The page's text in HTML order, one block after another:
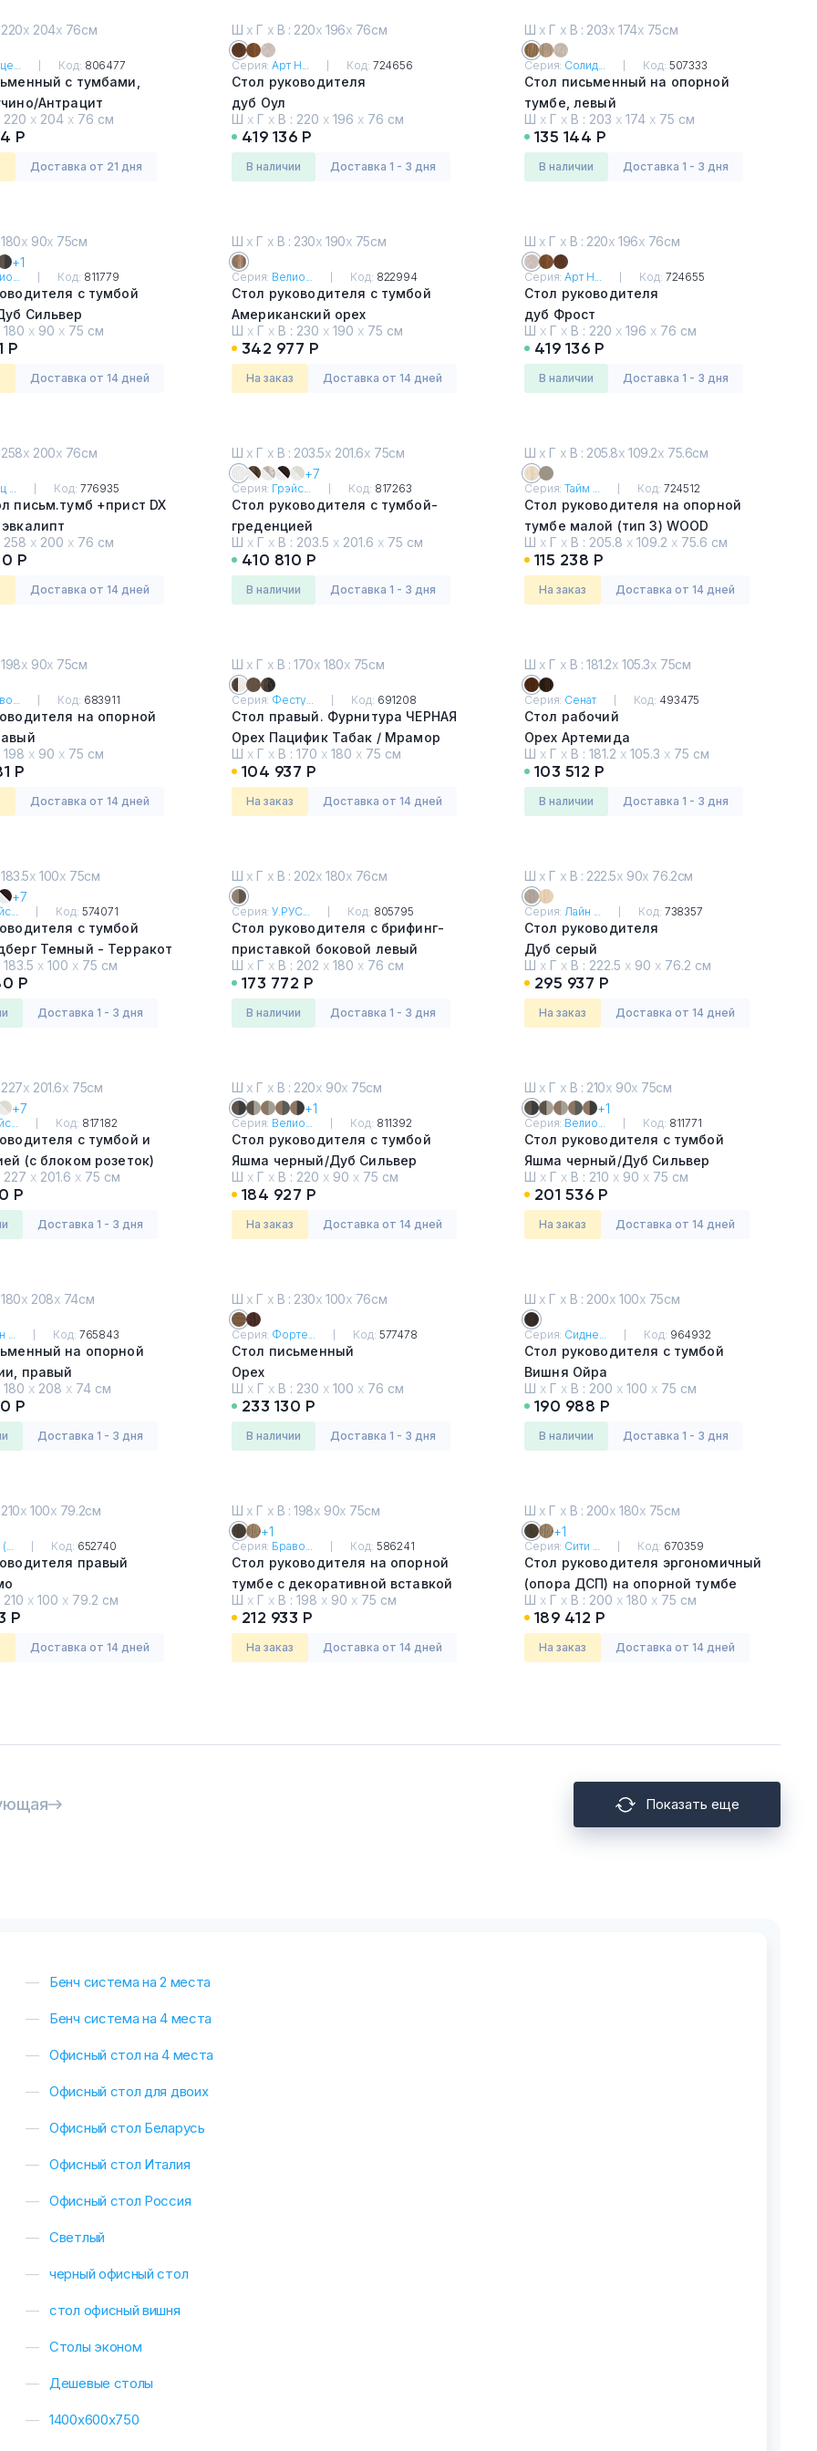
х 204х 76см
Код: 806477
с тумбами,
Антрацит
220 х 204 х 76 см
Р
Доставка от 21 дня
Ш х Г х В : 220х 196х 76см
Серия:Арт Н... Код: 724656
Стол руководителя
дуб Оул
Ш х Г х В : 220 х 196 х 76 см
419 136 Р
в наличии Доставка 1 - 3 дня
Ш х Г х В : 203х 174х 75см
Серия: Солид... Код: 507333
Стол письменный на опорной
тумбе, левый
орех
Ш х Г х В : 203 х 174 х 75 см
135 144 Р
в наличии Доставка 1 - 3 дня
х 90х 75см
+1
Код: 811779
с тумбой
Сильвер
180 х 90 х 75 см
Р
Доставка от 14 дней
Ш х Г х В : 230х 190х 75см
Серия: Велио... Код: 822994
Стол руководителя с тумбой
Американский орех
Ш х Г х В : 230 х 190 х 75 см
342 977 Р
На заказ Доставка от 14 дней
Ш х Г х В : 220х 196х 76см
Серия:Арт Н... Код: 724655
Стол руководителя
дуб Фрост
Ш х Г х В : 220 х 196 х 76 см
419 136 Р
в наличии Доставка 1 - 3 дня
х 200х 76см
... Код: 776935
письм.тумб +прист DX
258 х 200 х 76 см
Р
Доставка от 14 дней
Ш х Г х В : 203.5х 201.6х 75см
+7
Серия: Грэйс... Код: 817263
Стол руководителя с тумбой-
греденцией
Alba Margarita
Ш х Г х В : 203.5 х 201.6 х 75 см
410 810 Р
в наличии Доставка 1 - 3 дня
Ш х Г х В : 205.8х 109.2х 75.6см
Серия:Тайм ... Код: 724512
Стол руководителя на опорной
тумбе малой (тип 3) WOOD
Вяз либерти
Ш х Г х В : 205.8 х 109.2 х 75.6 см
115 238 Р
На заказ Доставка от 14 дней
х 90х 75см
Код: 683911
на опорной
светлый
198 х 90 х 75 см
Р
Доставка от 14 дней
Ш х Г х В : 170х 180х 75см
Серия: Фесту... Код: 691208
Стол правый. Фурнитура ЧЕРНАЯ
Орех Пацифик Табак / Мрамор
Леванто белый
Ш х Г х В : 170 х 180 х 75 см
104 937 Р
На заказ Доставка от 14 дней
Ш х Г х В : 181.2х 105.3х 75см
Серия: Сенат Код: 493475
Стол рабочий
Орех Артемида
Ш х Г х В : 181.2 х 105.3 х 75 см
103 512 Р
в наличии Доставка 1 - 3 дня
х 100х 75см
+7
Код: 574071
с тумбой
Темный - Терракот
183.5 х 100 х 75 см
Р
Доставка 1 - 3 дня
Ш х Г х В : 202х 180х 76см
Серия:У.РУС... Код: 805795
Стол руководителя с брифинг-
приставкой боковой левый
Дуб виченца/лава серая
Ш х Г х В : 202 х 180 х 76 см
173 772 Р
в наличии Доставка 1 - 3 дня
Ш х Г х В : 222.5х 90х 76.2см
Серия:Лайн ... Код: 738357
Стол руководителя
Дуб серый
Ш х Г х В : 222.5 х 90 х 76.2 см
295 937 Р
На заказ Доставка от 14 дней
х 201.6х 75см
+7
Код: 817182
с тумбой и
(с блоком розеток)
- Горький Шоколад
227 х 201.6 х 75 см
Р
Доставка 1 - 3 дня
Ш х Г х В : 220х 90х 75см
+1
Серия: Велио... Код: 811392
Стол руководителя с тумбой
Яшма черный/Дуб Сильвер
Ш х Г х В : 220 х 90 х 75 см
184 927 Р
На заказ Доставка от 14 дней
Ш х Г х В : 210х 90х 75см
+1
Серия: Велио... Код: 811771
Стол руководителя с тумбой
Яшма черный/Дуб Сильвер
Ш х Г х В : 210 х 90 х 75 см
201 536 Р
На заказ Доставка от 14 дней
х 208х 74см
... Код: 765843
на опорной
правый
Антрацит
180 х 208 х 74 см
Р
Доставка 1 - 3 дня
Ш х Г х В : 230х 100х 76см
Серия: Форте... Код: 577478
Стол письменный
Орех
Ш х Г х В : 230 х 100 х 76 см
233 130 Р
в наличии Доставка 1 - 3 дня
Ш х Г х В : 200х 100х 75см
Серия: Сидне... Код: 964932
Стол руководителя с тумбой
Вишня Ойра
Ш х Г х В : 200 х 100 х 75 см
190 988 Р
в наличии Доставка 1 - 3 дня
х 100х 79.2см
Код: 652740
правый
210 х 100 х 79.2 см
Р
Доставка от 14 дней
Ш х Г х В : 198х 90х 75см
+1
Серия: Браво... Код: 586241
Стол руководителя на опорной
тумбе с декоративной вставкой
правый
Дуб гладстоун тёмный
Ш х Г х В : 198 х 90 х 75 см
212 933 Р
На заказ Доставка от 14 дней
Ш х Г х В : 200х 180х 75см
+1
Серия: Сити ... Код: 670359
Стол руководителя эргономичный
(опора ДСП) на опорной тумбе
правый
Дуб гладстоун тёмный
Ш х Г х В : 200 х 180 х 75 см
189 412 Р
На заказ Доставка от 14 дней
Показать еще
Бенч система на 2 места
Бенч система на 4 места
Офисный стол на 4 места
Офисный стол для двоих
Офисный стол Беларусь
Офисный стол Италия
Офисный стол Россия
Светлый
черный офисный стол
стол офисный вишня
Столы эконом
Дешевые столы
1400х600х750